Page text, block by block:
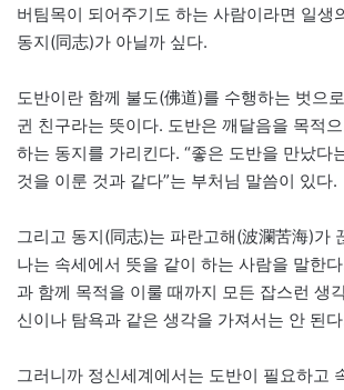
버팀목이 되어주기도 하는 사람이라면 일생
동지(同志)가 아닐까 싶다.
도반이란 함께 불도(佛道)를 수행하는 벗으
귄 친구라는 뜻이다. 도반은 깨달음을 목적
하는 동지를 가리킨다. “좋은 도반을 만났다
것을 이룬 것과 같다”는 부처님 말씀이 있다.
그리고 동지(同志)는 파란고해(波瀾苦海)가
나는 속세에서 뜻을 같이 하는 사람을 말한
과 함께 목적을 이룰 때까지 모든 잡스런 생
신이나 탐욕과 같은 생각을 가져서는 안 된
그러니까 정신세계에서는 도반이 필요하고